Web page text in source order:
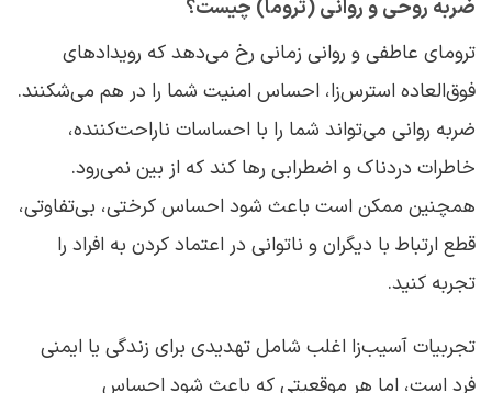
ضربه روحی و روانی (تروما) چیست؟
ترومای عاطفی و روانی زمانی رخ می‌دهد که رویدادهای
فوق‌العاده استرس‌زا، احساس امنیت شما را در هم می‌شکنند.
ضربه روانی می‌تواند شما را با احساسات ناراحت‌کننده،
خاطرات دردناک و اضطرابی رها کند که از بین نمی‌رود.
همچنین ممکن است باعث شود احساس کرختی، بی‌تفاوتی،
قطع ارتباط با دیگران و ناتوانی در اعتماد کردن به افراد را
تجربه کنید.
تجربیات آسیب‌زا اغلب شامل تهدیدی برای زندگی یا ایمنی
فرد است، اما هر موقعیتی که باعث شود احساس